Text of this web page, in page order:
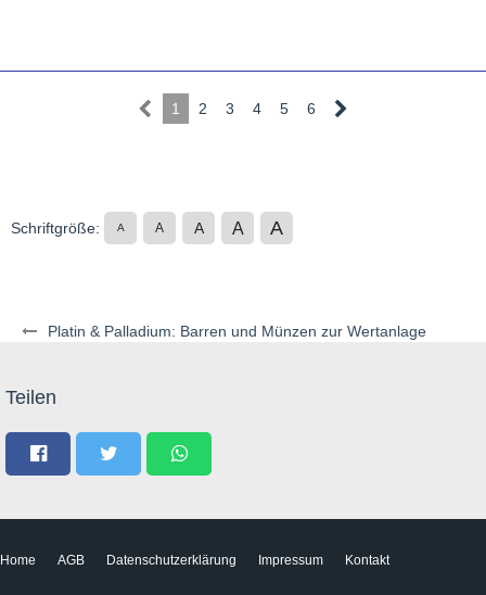
Platin & Palladium: Barren und Münzen zur Wertanlage
1 2 3 4 5 6
Schriftgröße: A A A A A
Teilen
Home AGB Datenschutzerklärung Impressum Kontakt